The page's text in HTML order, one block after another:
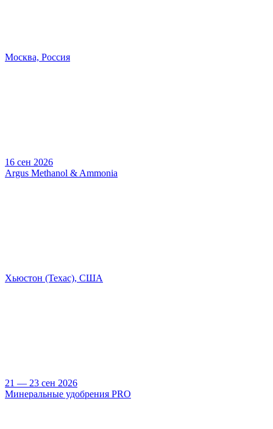
Москва, Россия
16 сен 2026
Argus Methanol & Ammonia
Хьюстон (Техас), США
21 — 23 сен 2026
Минеральные удобрения PRO